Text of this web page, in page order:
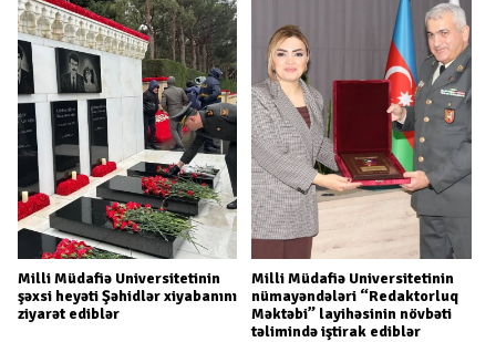
Milli Müdafiə Universitetinin
şəxsi heyəti Şəhidlər xiyabanını
ziyarət ediblər
Milli Müdafiə Universitetinin
nümayəndələri “Redaktorluq
Məktəbi” layihəsinin növbəti
təlimində iştirak ediblər